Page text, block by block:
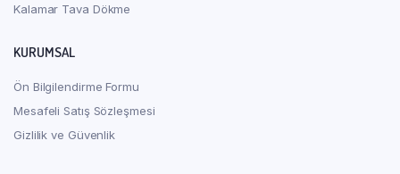
Kalamar Tava Dökme
KURUMSAL
Ön Bilgilendirme Formu
Mesafeli Satış Sözleşmesi
Gizlilik ve Güvenlik